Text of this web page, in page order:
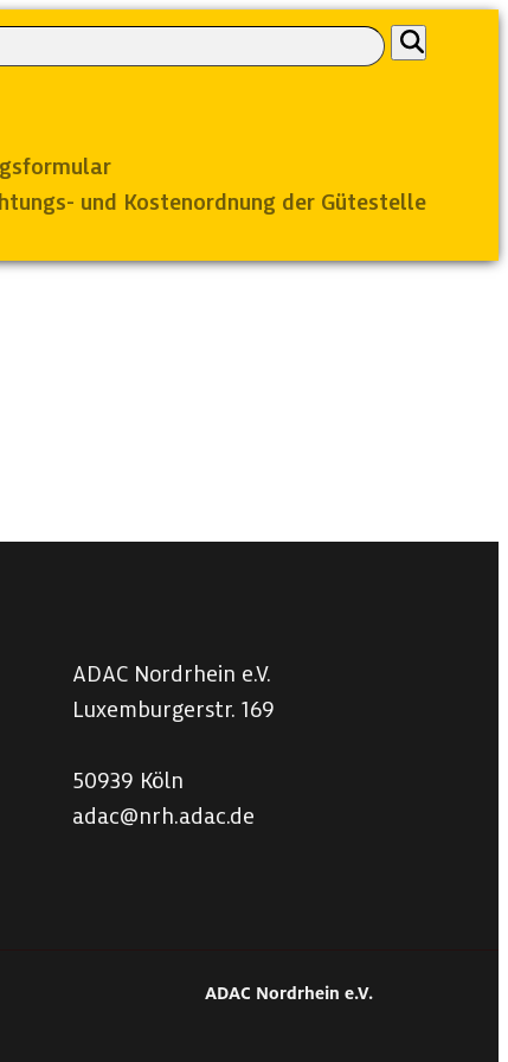
und Kostenordnung der Gütestelle
ADAC Nordrhein e.V.
Luxemburgerstr. 169
50939 Köln
adac@nrh.adac.de
ADAC Nordrhein e.V.